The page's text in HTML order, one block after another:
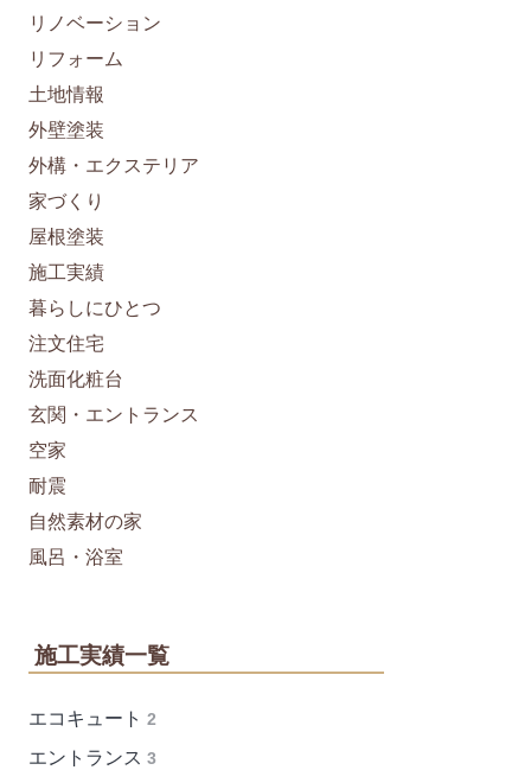
リノベーション
リフォーム
土地情報
外壁塗装
外構・エクステリア
家づくり
屋根塗装
施工実績
暮らしにひとつ
注文住宅
洗面化粧台
玄関・エントランス
空家
耐震
自然素材の家
風呂・浴室
施工実績一覧
エコキュート 2
エントランス 3